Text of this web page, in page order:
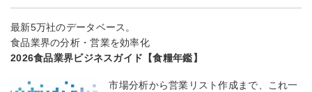
最新5万社のデータベース。
食品業界の分析・営業を効率化
2026食品業界ビジネスガイド【食糧年鑑】
市場分析から営業リスト作成まで、これ一